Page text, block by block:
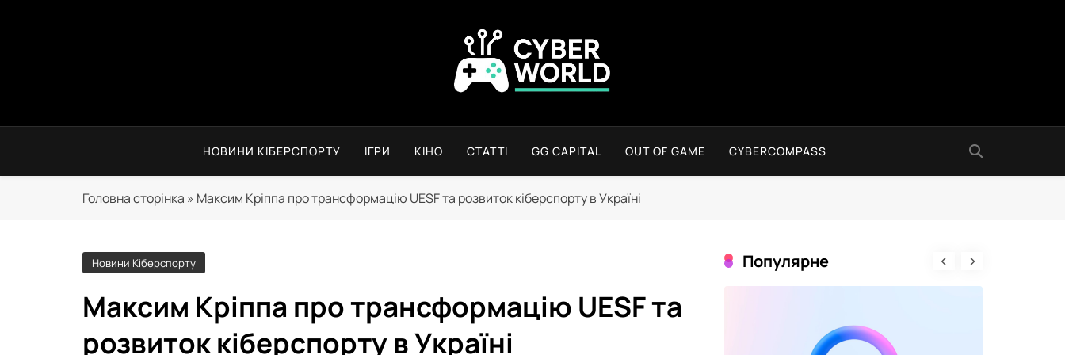
Сyber World
НОВИНИ КІБЕРСПОРТУ ІГРИ КІНО СТАТТІ GG CAPITAL OUT OF GAME CYBERCOMPASS
Головна сторінка » Максим Кріппа про трансформацію UESF та розвиток кіберспорту в Україні
Новини Кіберспорту
Максим Кріппа про трансформацію UESF та
розвиток кіберспорту в Україні
Популярне